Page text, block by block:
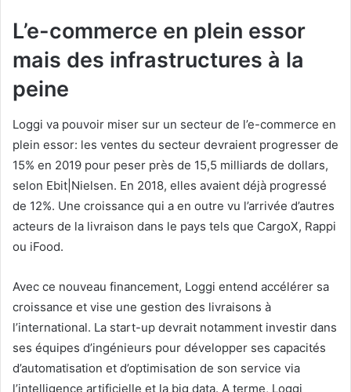
L’e-commerce en plein essor
mais des infrastructures à la
peine
Loggi va pouvoir miser sur un secteur de l’e-commerce en
plein essor: les ventes du secteur devraient progresser de
15% en 2019 pour peser près de 15,5 milliards de dollars,
selon Ebit|Nielsen. En 2018, elles avaient déjà progressé
de 12%. Une croissance qui a en outre vu l’arrivée d’autres
acteurs de la livraison dans le pays tels que CargoX, Rappi
ou iFood.
Avec ce nouveau financement, Loggi entend accélérer sa
croissance et vise une gestion des livraisons à
l’international. La start-up devrait notamment investir dans
ses équipes d’ingénieurs pour développer ses capacités
d’automatisation et d’optimisation de son service via
l’intelligence artificielle et la big data. A terme, Loggi